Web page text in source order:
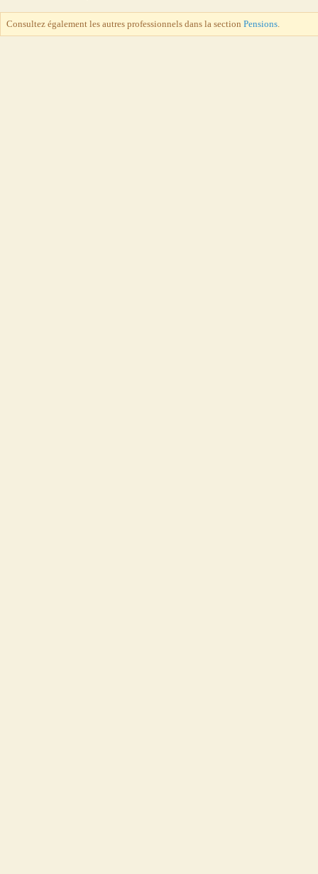
Consultez également les autres professionnels dans la section Pensions.